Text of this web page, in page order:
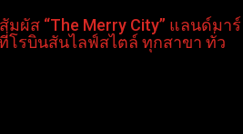
ผัส “The Merry City” แลนด์มาร์
โรบินสันไลฟ์สไตล์ ทุกสาขา ทั่ว